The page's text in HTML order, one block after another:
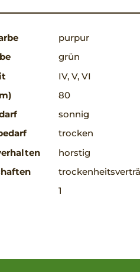
purpur
grün
IV, V, VI
80
sonnig
trocken
horstig
1